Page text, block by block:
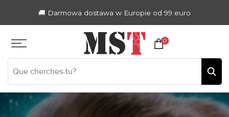
🚚 Darmowa dostawa w Europie od 99 euro
0